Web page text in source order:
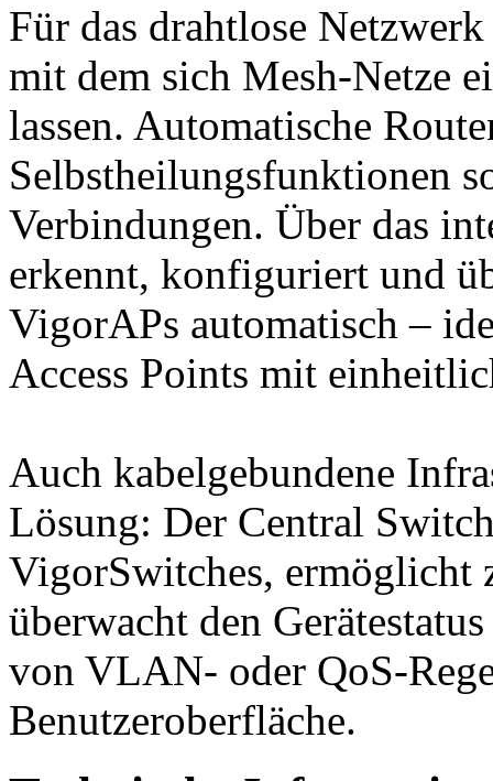
Für das drahtlose
mit dem sich Mesh-Netze
lassen. Automatische
Selbstheilungsfunktionen
Verbindungen. Über das
erkennt, konfiguriert und
VigorAPs automatisch –
Access Points mit
Auch kabelgebundene
Lösung: Der Central
VigorSwitches, ermöglicht
überwacht den
von VLAN- oder QoS-
Benutzeroberfläche.